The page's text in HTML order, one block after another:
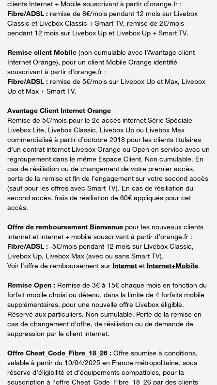
clients Internet + Mobile souscrivant à partir d’orange.fr :
Fibre/ADSL : remise de 8€/mois pendant 12 mois sur Livebox
Classic et Livebox Classic + Smart TV, remise de 2€/mois
pendant 12 mois sur Livebox Up et Livebox Up + Smart TV.
Remise client Mobile (non cumulable avec l’Avantage client
Internet Orange), pour un client Mobile Orange identifié
souscrivant à partir d’orange.fr :
Fibre/ADSL : remise de 5€/mois sur Livebox Up et Max, Livebox
Up et Max + Smart TV.
Avantage Client Internet Orange
Remise de 5€/mois pour le 2e accès internet Série Spéciale
Livebox Lite, Livebox Classic, Livebox Up ou Livebox Max
commercialisé à partir d’octobre 2018 pour les clients titulaires
d’un contrat internet Livebox Orange ou Open en service avec un
regroupement dans le même Espace Client. Non cumulable. En
cas de résiliation ou de changement de votre premier accès,
perte de la remise et fin de l’engagement sur votre second accès
(sauf pour les offres avec Smart TV). En cas de résiliation du
second accès, frais de résiliation de 60€ appliqués pour cet
accès.
Offre de remboursement Bienvenue pour les nouveaux clients
internet et internet + mobile souscrivant à partir d’orange.fr :
Fibre/ADSL : -5€/mois pendant 12 mois sur Livebox Classic,
Livebox Up, Livebox Max (avec ou sans Smart TV).
Voir l'offre de remboursement sur Internet et Internet+Mobile.
Remise Open : Remise de 3€ à 15€ chaque mois en fonction du
forfait mobile choisi ou détenu, dans la limite de 4 forfaits mobile
supplémentaires, pour une nouvelle offre Livebox éligible.
Réservé aux particuliers. Non cumulable. Perte de la remise en
cas de changement d'offre, de résiliation ou de demande de
suppression par le client internet.
Offre Cheat_Code_Fibre_18_26 : Offre soumise à conditions,
valable à partir du 10/04/2025 en France métropolitaine, sous
réserve d’éligibilité et d’équipements compatibles, pour la
souscription à l’offre Cheat_Code_Fibre_18_26 par des clients